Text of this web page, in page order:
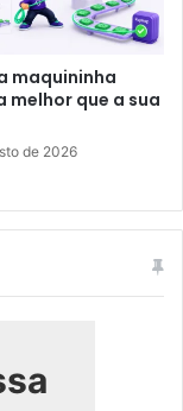
maquininha
melhor que a sua
de 2026